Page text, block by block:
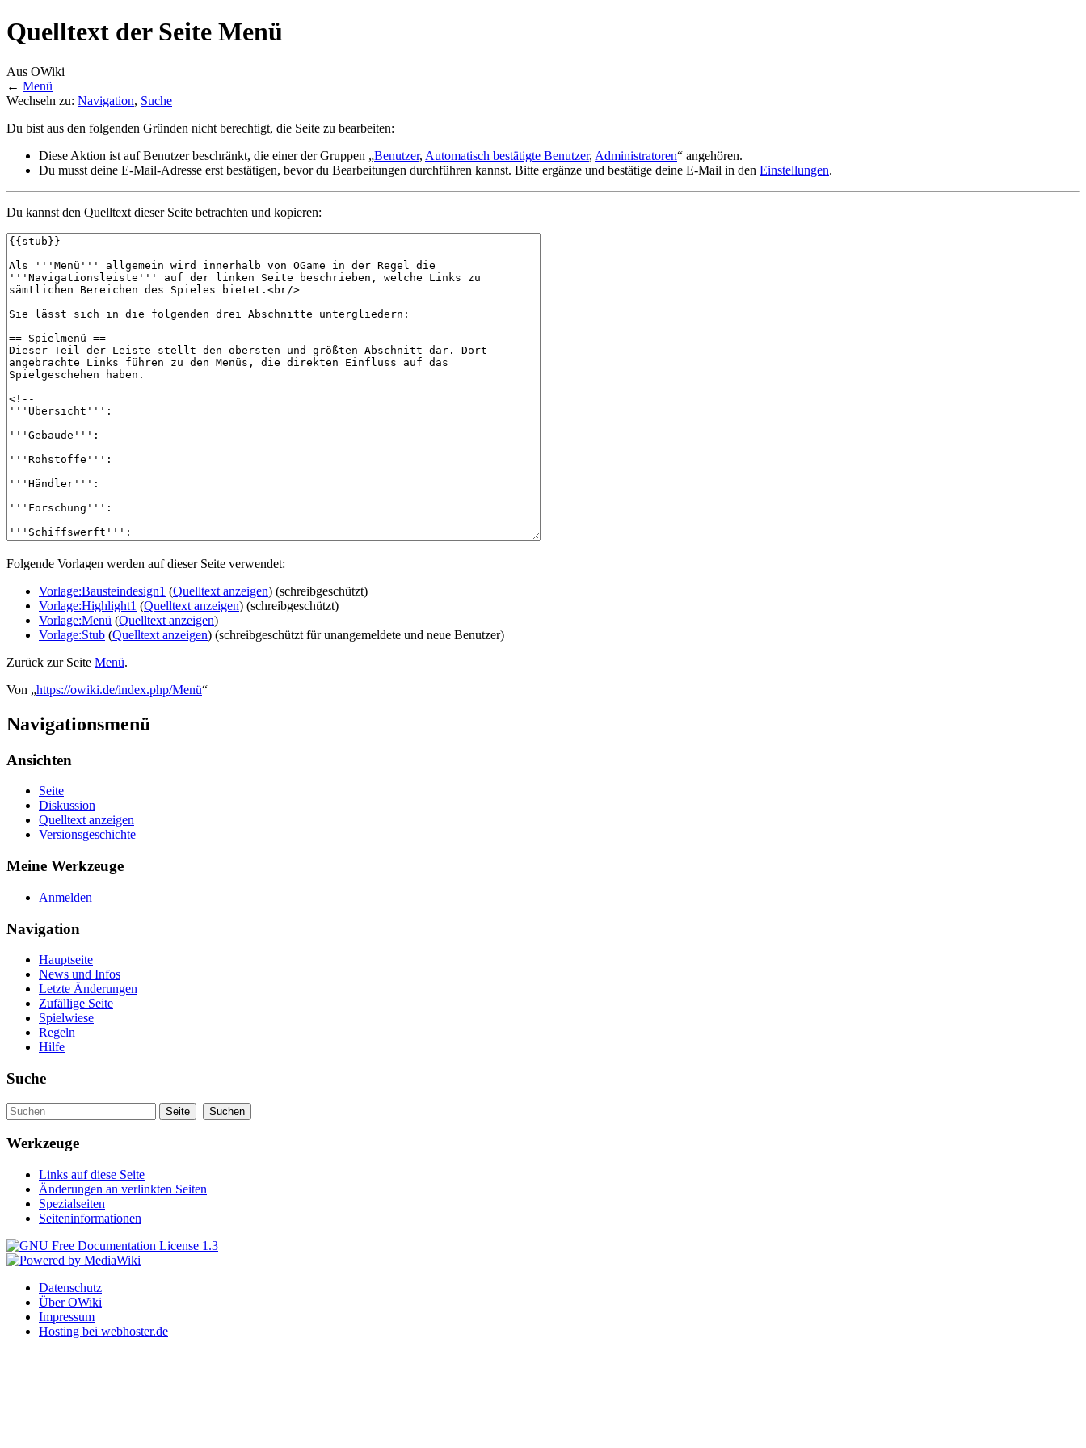
Quelltext der Seite Menü
Aus OWiki
← Menü
Wechseln zu: Navigation, Suche
Du bist aus den folgenden Gründen nicht berechtigt, die Seite zu bearbeiten:
Diese Aktion ist auf Benutzer beschränkt, die einer der Gruppen „Benutzer, Automatisch bestätigte Benutzer, Administratoren“ angehören.
Du musst deine E-Mail-Adresse erst bestätigen, bevor du Bearbeitungen durchführen kannst. Bitte ergänze und bestätige deine E-Mail in den Einstellungen.
Du kannst den Quelltext dieser Seite betrachten und kopieren:
Folgende Vorlagen werden auf dieser Seite verwendet:
Vorlage:Bausteindesign1 (Quelltext anzeigen) (schreibgeschützt)
Vorlage:Highlight1 (Quelltext anzeigen) (schreibgeschützt)
Vorlage:Menü (Quelltext anzeigen)
Vorlage:Stub (Quelltext anzeigen) (schreibgeschützt für unangemeldete und neue Benutzer)
Zurück zur Seite Menü.
Von „https://owiki.de/index.php/Menü“
Navigationsmenü
Ansichten
Seite
Diskussion
Quelltext anzeigen
Versionsgeschichte
Meine Werkzeuge
Anmelden
Navigation
Hauptseite
News und Infos
Letzte Änderungen
Zufällige Seite
Spielwiese
Regeln
Hilfe
Suche
Werkzeuge
Links auf diese Seite
Änderungen an verlinkten Seiten
Spezialseiten
Seiteninformationen
Datenschutz
Über OWiki
Impressum
Hosting bei webhoster.de